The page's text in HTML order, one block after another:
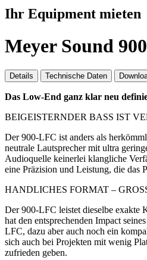
Ihr Equipment mieten
Meyer Sound
Details Technische Daten
Das Low-End ganz klar neu
BEIGEISTERNDER BASS IST
Der 900-LFC ist anders als
neutrale Lautsprecher mit ultra
Audioquelle keinerlei klangliche
eine Präzision und Leistung, die das
HANDLICHES FORMAT –
Der 900-LFC leistet dieselbe exakte
hat den entsprechenden Impact
LFC, dazu aber auch noch ein
sich auch bei Projekten mit wenig
zufrieden geben.